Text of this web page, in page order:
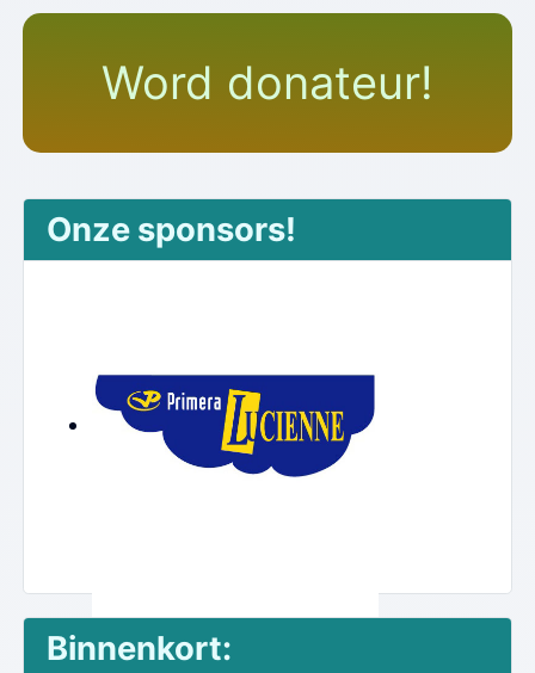
Word donateur!
Onze sponsors!
Binnenkort: